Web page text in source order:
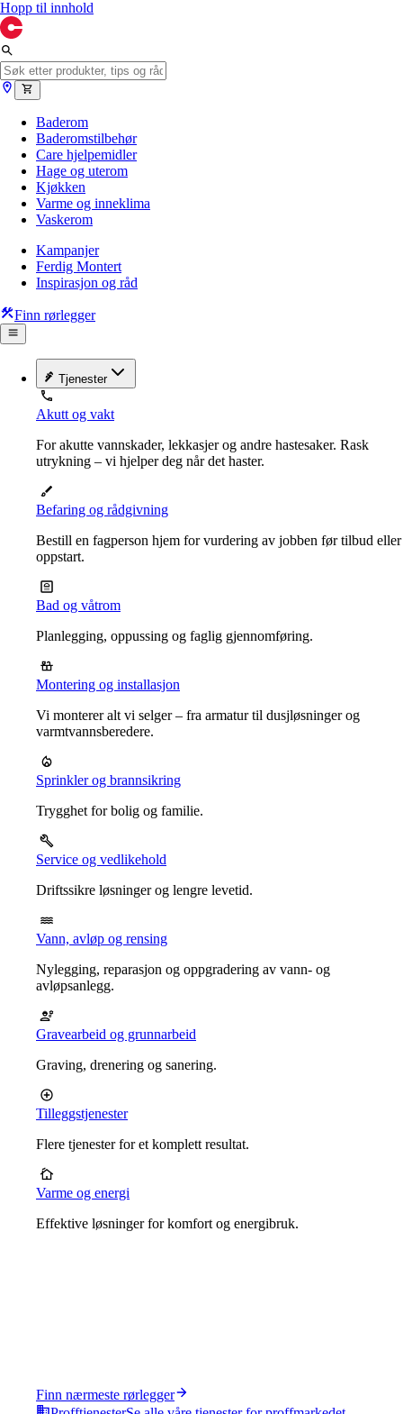
Hopp til innhold
Baderom
Baderomstilbehør
Care hjelpemidler
Hage og uterom
Kjøkken
Varme og inneklima
Vaskerom
Kampanjer
Ferdig Montert
Inspirasjon og råd
Finn rørlegger
Tjenester
Akutt og vakt
For akutte vannskader, lekkasjer og andre hastesaker. Rask
utrykning – vi hjelper deg når det haster.
Befaring og rådgivning
Bestill en fagperson hjem for vurdering av jobben før tilbud eller
oppstart.
Bad og våtrom
Planlegging, oppussing og faglig gjennomføring.
Montering og installasjon
Vi monterer alt vi selger – fra armatur til dusjløsninger og
varmtvannsberedere.
Sprinkler og brannsikring
Trygghet for bolig og familie.
Service og vedlikehold
Driftssikre løsninger og lengre levetid.
Vann, avløp og rensing
Nylegging, reparasjon og oppgradering av vann- og
avløpsanlegg.
Gravearbeid og grunnarbeid
Graving, drenering og sanering.
Tilleggstjenester
Flere tjenester for et komplett resultat.
Varme og energi
Effektive løsninger for komfort og energibruk.
Finn nærmeste rørlegger